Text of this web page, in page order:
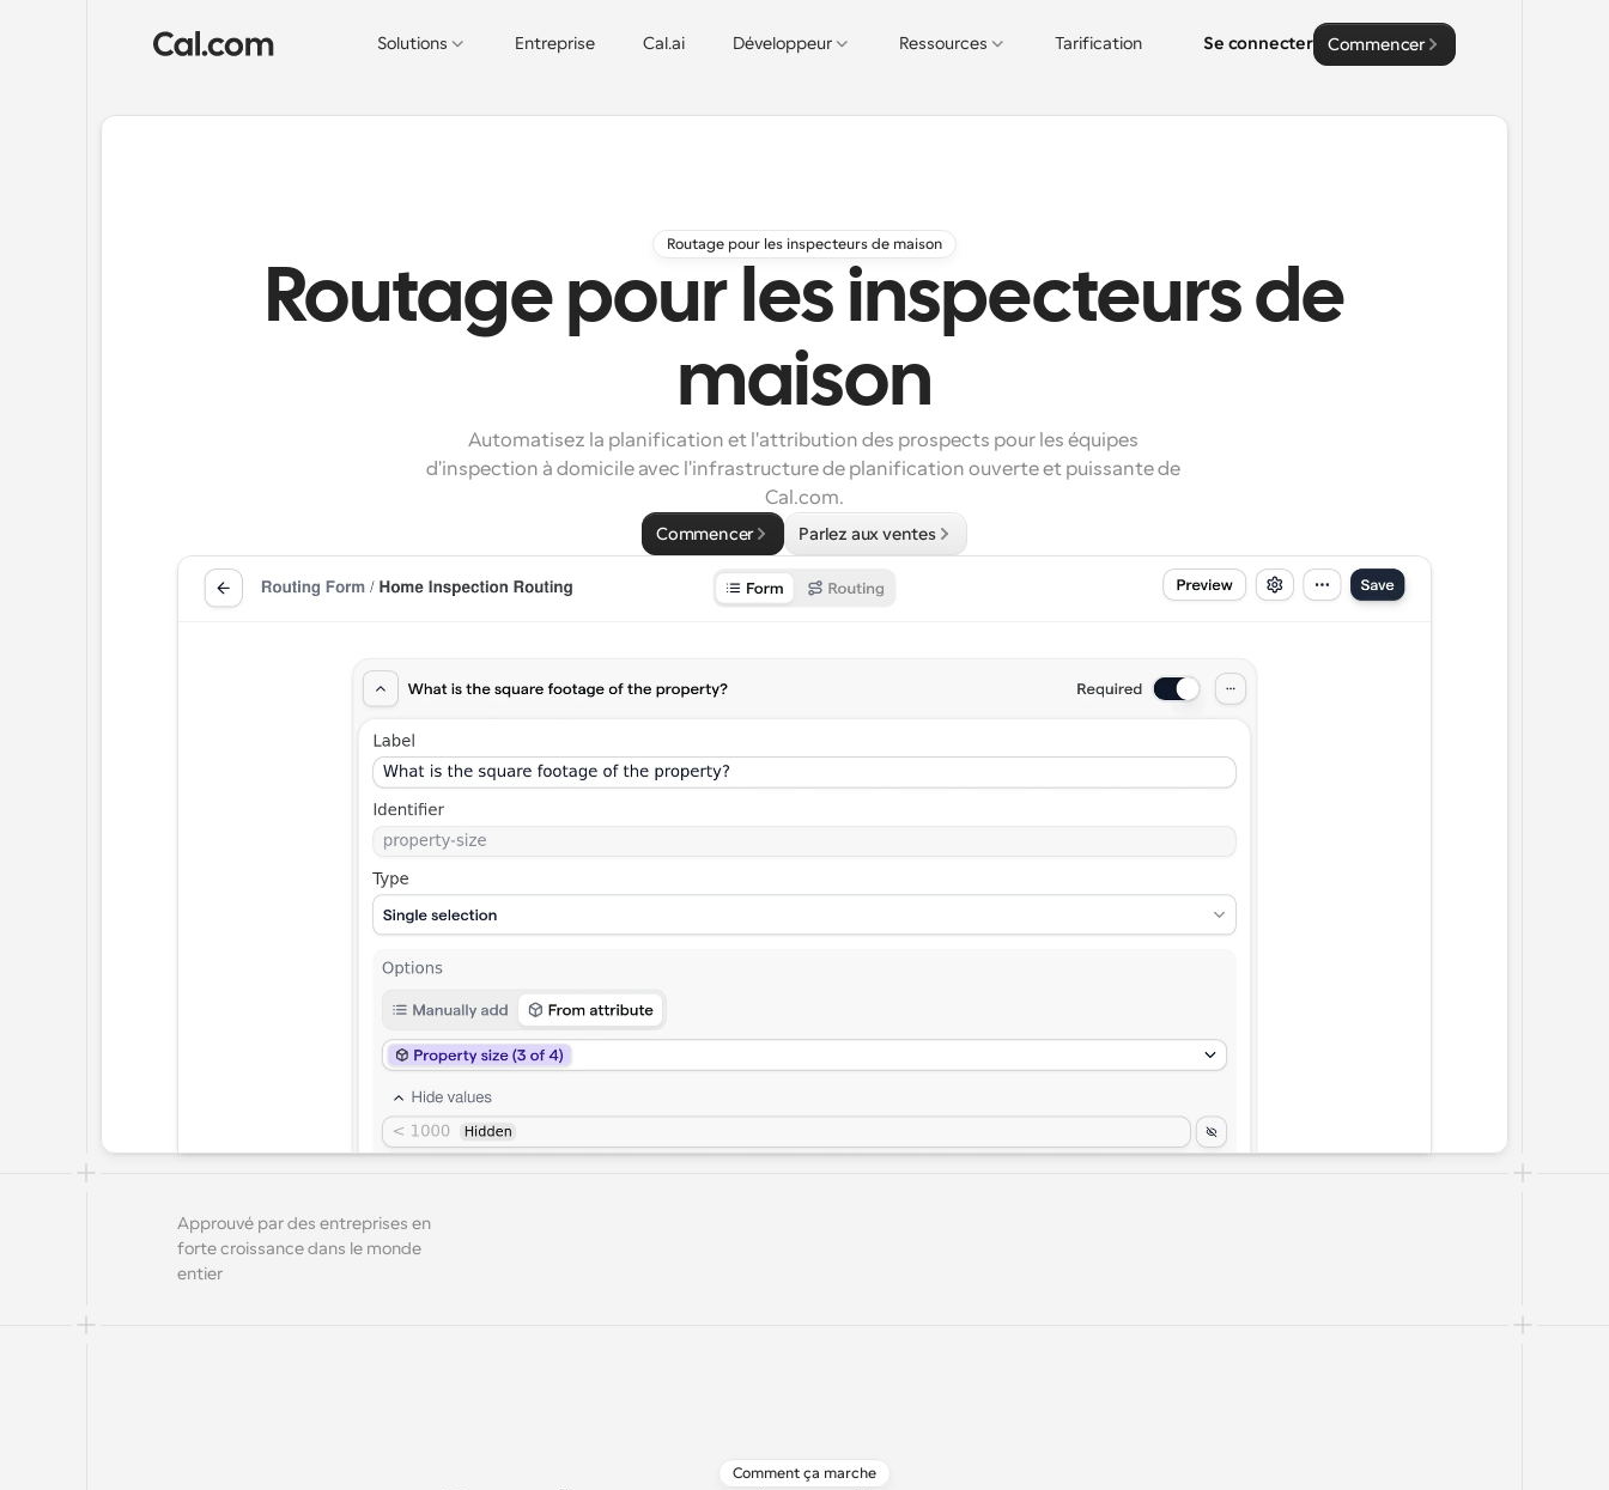
Solutions Entreprise Cal.ai Développeur Ressources Tarification Se connecter Commencer
Routage pour les inspecteurs de maison
Routage pour les inspecteurs de
maison
Automatisez la planification et l'attribution des prospects pour les équipes
d'inspection à domicile avec l'infrastructure de planification ouverte et puissante de
Cal.com.
Commencer Parlez aux ventes
Approuvé par des entreprises en
forte croissance dans le monde
entier
Comment ça marche